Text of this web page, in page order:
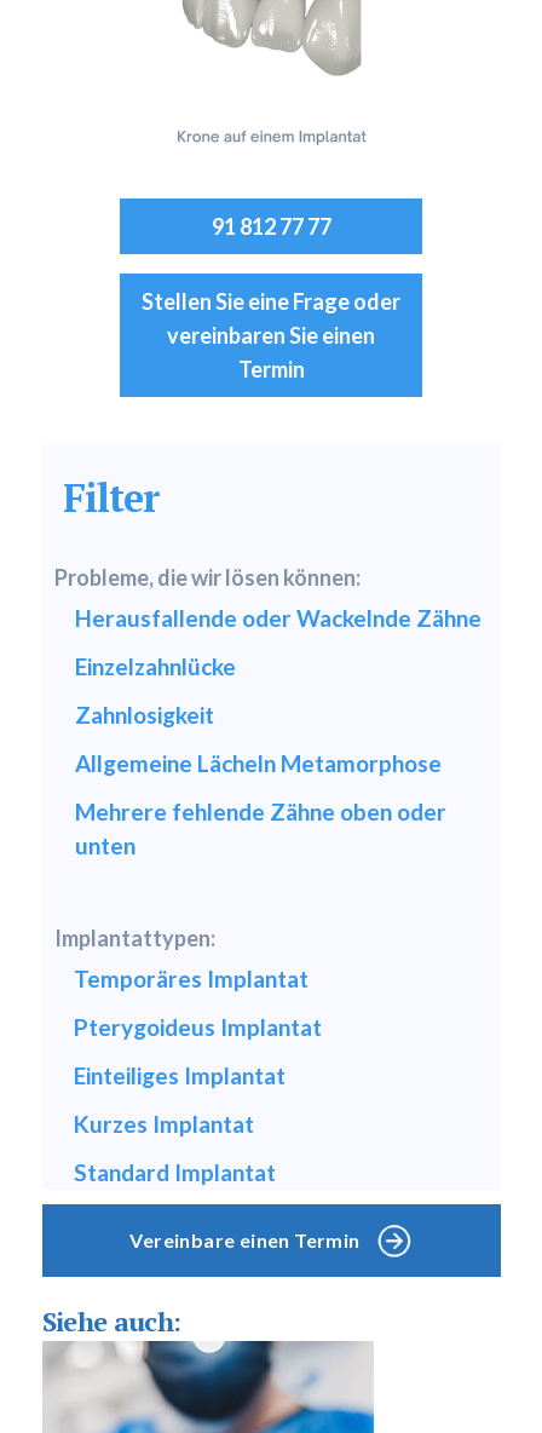
91 812 77 77
Stellen Sie eine Frage oder
vereinbaren Sie einen
Termin
Filter
Probleme, die wir lösen können:
Herausfallende oder Wackelnde Zähne
Einzelzahnlücke
Zahnlosigkeit
Allgemeine Lächeln Metamorphose
Mehrere fehlende Zähne oben oder
unten
Implantattypen:
Temporäres Implantat
Pterygoideus Implantat
Einteiliges Implantat
Kurzes Implantat
Standard Implantat
Vereinbare einen Termin
Siehe auch: